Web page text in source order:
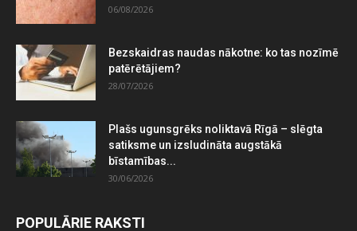
06/08/2026
Bezskaidras naudas nākotne: ko tas nozīmē
patērētājiem?
28/07/2026
Plašs ugunsgrēks noliktavā Rīgā – slēgta
satiksme un izsludināta augstākā
bīstamības...
30/06/2026
POPULĀRIE RAKSTI